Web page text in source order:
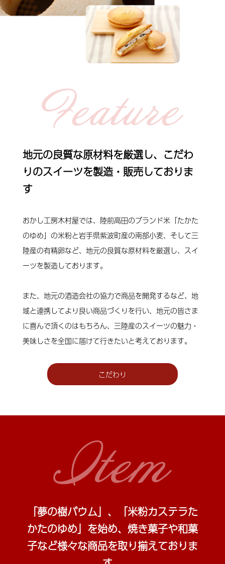
地元の良質な原材料を厳選し、こだわ
りのスイーツを製造・販売しておりま
す
おかし工房木村屋では、陸前高田のブランド米「たかた
のゆめ」の米粉と岩手県紫波町産の南部小麦、そして三
陸産の有精卵など、地元の良質な原材料を厳選し、スイ
ーツを製造しております。
また、地元の酒造会社の協力で商品を開発するなど、地
域と連携してより良い商品づくりを行い、地元の皆さま
に喜んで頂くのはもちろん、三陸産のスイーツの魅力・
美味しさを全国に届けて行きたいと考えております。
こだわり
「夢の樹バウム」、「米粉カステラた
かたのゆめ」を始め、焼き菓子や和菓
子など様々な商品を取り揃えておりま